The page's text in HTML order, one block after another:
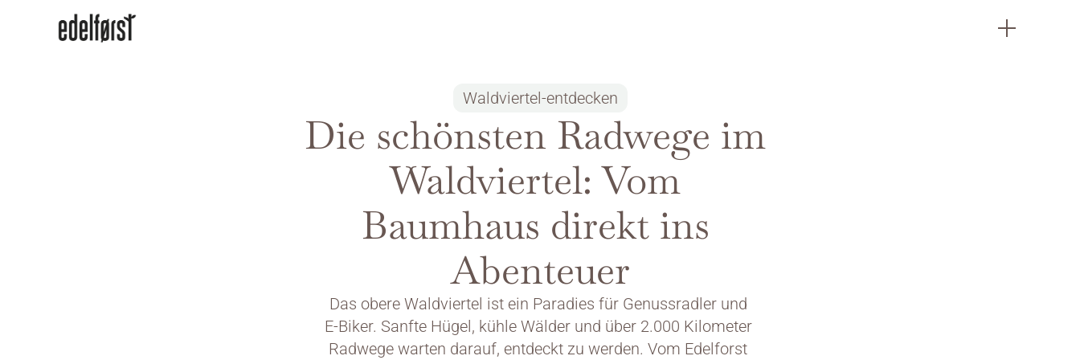
Waldviertel-entdecken
Die schönsten Radwege im
Waldviertel: Vom
Baumhaus direkt ins
Abenteuer
Das obere Waldviertel ist ein Paradies für Genussradler und
E-Biker. Sanfte Hügel, kühle Wälder und über 2.000 Kilometer
Radwege warten darauf, entdeckt zu werden. Vom Edelforst